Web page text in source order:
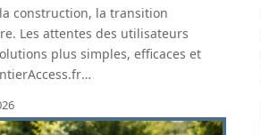
construction, la transition
Les attentes des utilisateurs
plus simples, efficaces et
…